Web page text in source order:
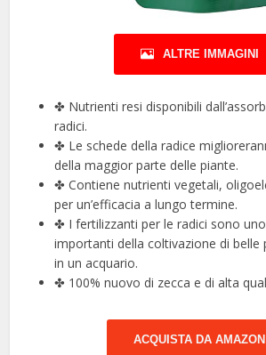
ALTRE IMMAGINI
✤ Nutrienti resi disponibili
radici.
✤ Le schede della radice
della maggior parte delle piante.
✤ Contiene nutrienti vegetali,
per un’efficacia a lungo termine.
✤ I fertilizzanti per le radici sono
importanti della coltivazione di belle
in un acquario.
✤ 100% nuovo di zecca e di alta
ACQUISTA DA AMAZON